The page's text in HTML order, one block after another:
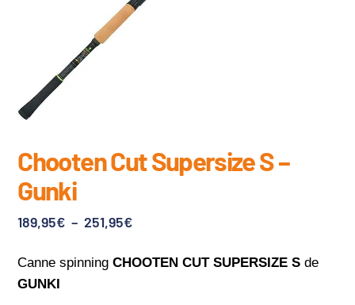
Chooten Cut Supersize S –
Gunki
189,95€ – 251,95€Plage
prix :
Canne spinning CHOOTEN CUT SUPERSIZE S de
GUNKI